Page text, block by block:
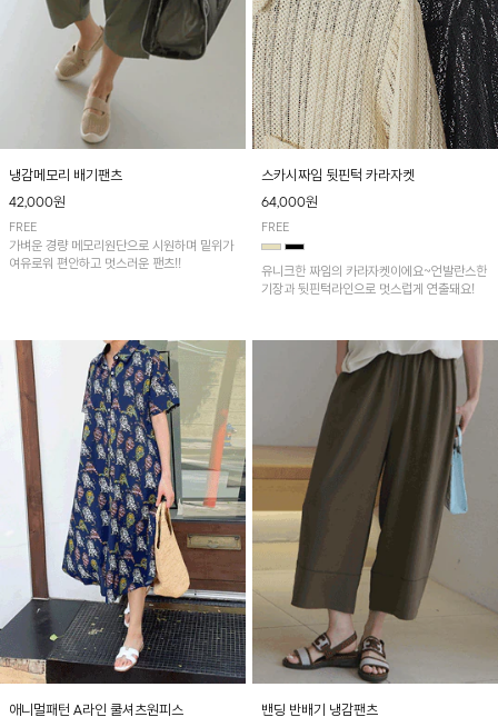
냉감메모리 배기팬츠
42,000원
FREE
가벼운 경량 메모리원단으로 시원하며 밑위가
여유로워 편안하고 멋스러운 팬츠!!
스카시짜임 뒷핀턱 카라자켓
64,000원
FREE
유니크한 짜임의 카라자켓이에요~언발란스한
기장과 뒷핀턱라인으로 멋스럽게 연출돼요!
애니멀패턴 A라인 쿨셔츠원피스
밴딩 반배기 냉감팬츠